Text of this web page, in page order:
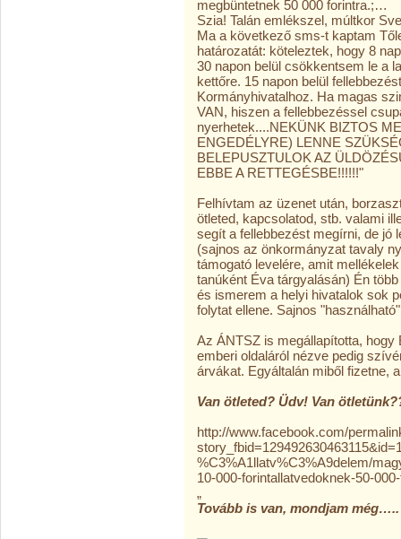
megbüntetnek 50 000 forintra.;…
Szia! Talán emlékszel, múltkor
Ma a következő sms-t kaptam
határozatát: köteleztek, hogy 8
30 napon belül csökkentsem le a
kettőre. 15 napon belül
Kormányhivatalhoz. Ha magas
VAN, hiszen a fellebbezéssel
nyerhetek....NEKÜNK BIZTOS
ENGEDÉLYRE) LENNE
BELEPUSZTULOK AZ
EBBE A RETTEGÉSBE!!!!!!"
Felhívtam az üzenet után,
ötleted, kapcsolatod, stb. valami
segít a fellebbezést megírni, de jó
(sajnos az önkormányzat tavaly
támogató levelére, amit
tanúként Éva tárgyalásán) Én
és ismerem a helyi hivatalok sok
folytat ellene. Sajnos
Az ÁNTSZ is megállapította,
emberi oldaláról nézve pedig
árvákat. Egyáltalán miből fizetne,
Van ötleted? Üdv! Van
http://www.facebook.com/
%C3%A1llatv%C3%A9delem/
10-000-forintallatvedoknek-50-
„
Tovább is van, mondjam még…..